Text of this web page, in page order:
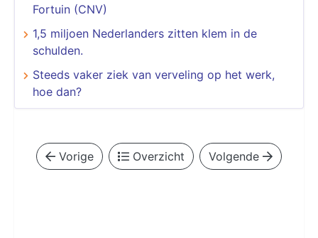
Fortuin (CNV)
1,5 miljoen Nederlanders zitten klem in de
schulden.
Steeds vaker ziek van verveling op het werk,
hoe dan?
Vorige Overzicht Volgende